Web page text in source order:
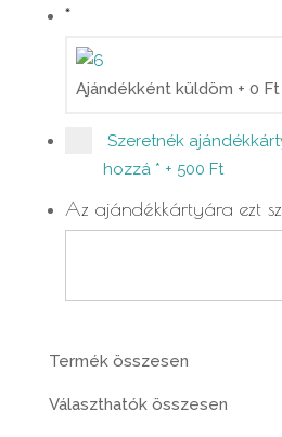
*
Ajándékként küldöm + 0 Ft
Szeretnék
hozzá* + 500 Ft
Az ajándékkártyára ezt
Termék összesen
Választhatók összesen